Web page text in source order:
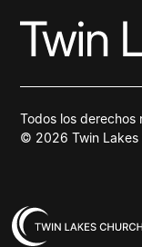
© 2026 Twin Lakes
Todos los derechos